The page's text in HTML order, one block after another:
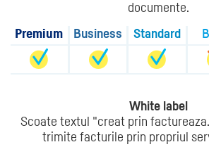
documente.
Premium
Business Standard
White label
Scoate textul "creat prin
trimite facturile prin propriul